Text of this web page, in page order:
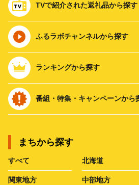
TVで紹介された返礼品から探す
ふるラボチャンネルから探す
ランキングから探す
番組・特集・キャンペーンから
まちから探す
すべて 北海道
関東地方 中部地方